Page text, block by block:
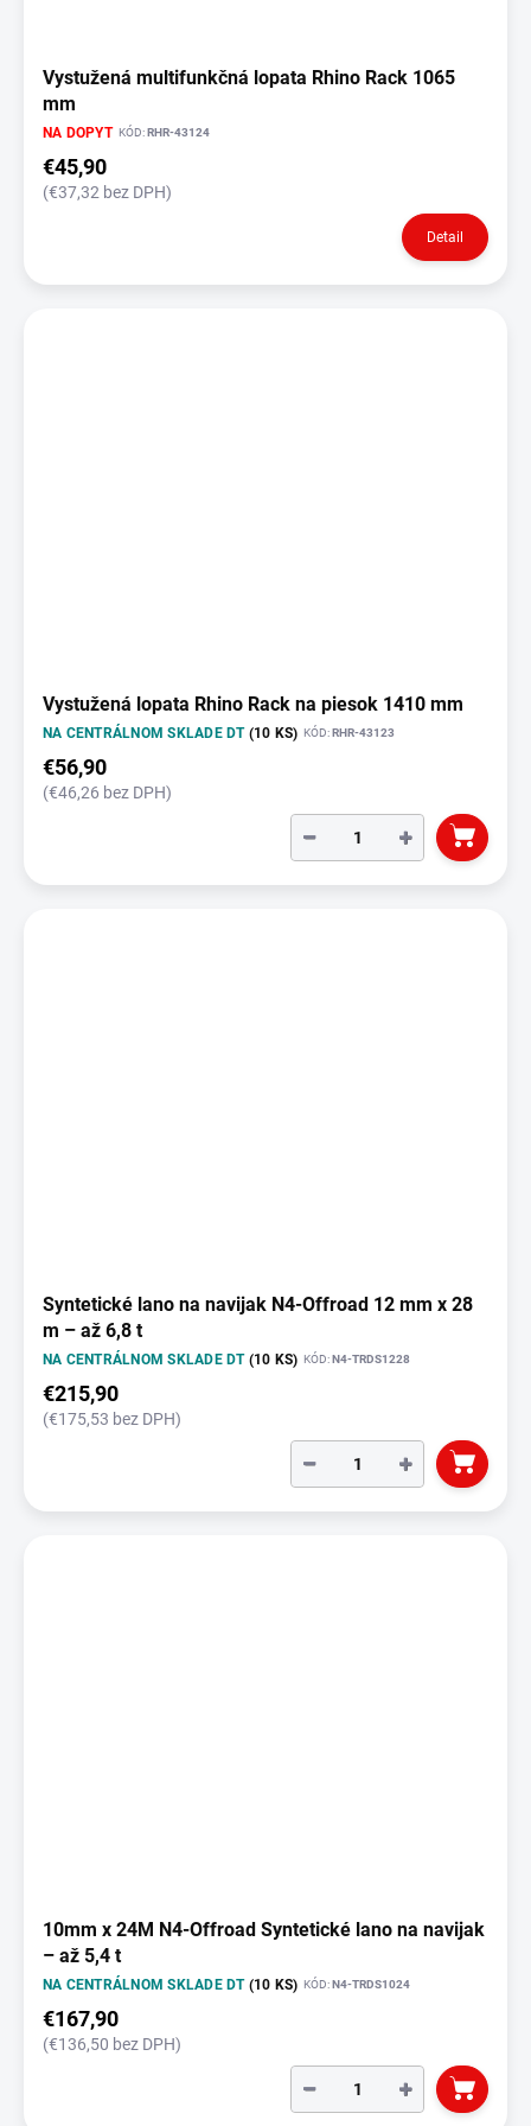
Vystužená multifunkčná lopata Rhino Rack 1065
mm
NA DOPYT KÓD:RHR-43124
€45,90
(€37,32 bez DPH)
Detail
Vystužená lopata Rhino Rack na piesok 1410 mm
NA CENTRÁLNOM SKLADE DT (10 KS) KÓD:RHR-43123
€56,90
(€46,26 bez DPH)
+
−
Syntetické lano na navijak N4-Offroad 12 mm x 28
m – až 6,8 t
NA CENTRÁLNOM SKLADE DT (10 KS) KÓD:N4-TRDS1228
€215,90
(€175,53 bez DPH)
+
−
10mm x 24M N4-Offroad Syntetické lano na navijak
– až 5,4 t
NA CENTRÁLNOM SKLADE DT (10 KS) KÓD:N4-TRDS1024
€167,90
(€136,50 bez DPH)
+
−